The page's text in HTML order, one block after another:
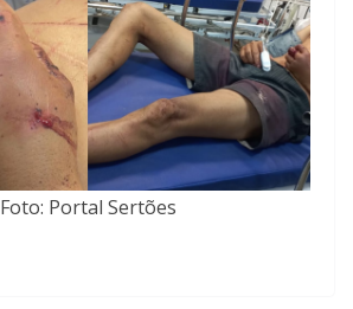
Foto: Portal Sertões